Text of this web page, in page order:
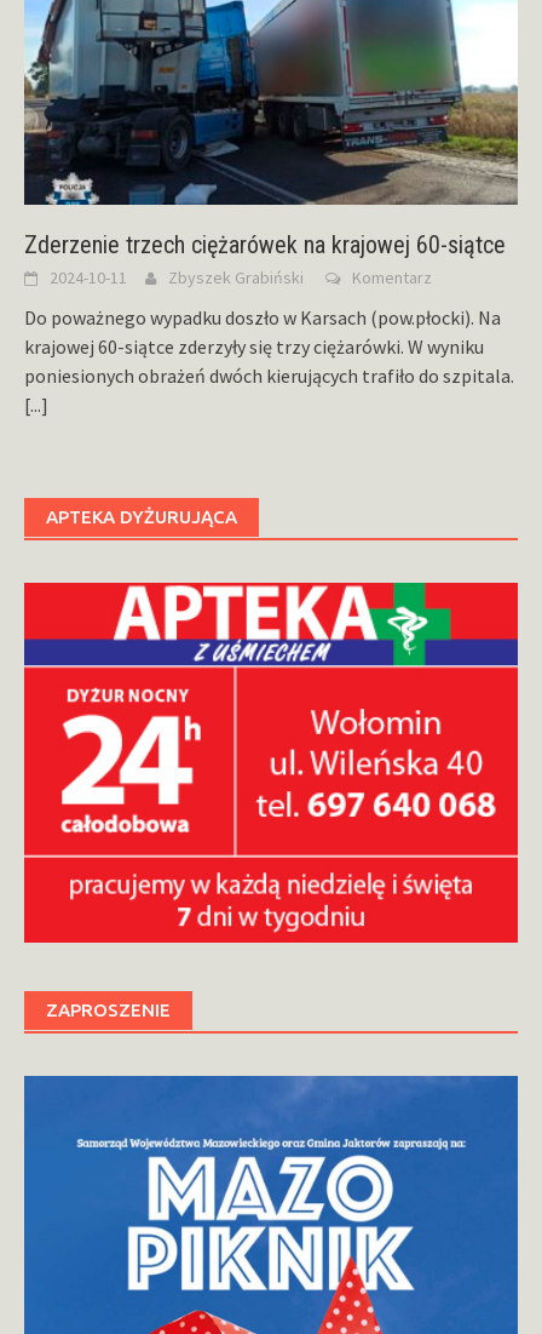
Zderzenie trzech ciężarówek na krajowej 60-siątce
2024-10-11 Zbyszek Grabiński Komentarz
Do poważnego wypadku doszło w Karsach (pow.płocki). Na
krajowej 60-siątce zderzyły się trzy ciężarówki. W wyniku
poniesionych obrażeń dwóch kierujących trafiło do szpitala.
[...]
APTEKA DYŻURUJĄCA
ZAPROSZENIE